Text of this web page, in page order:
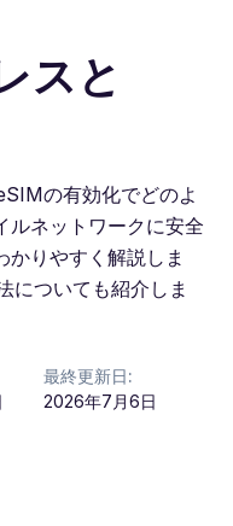
スと
の有効化でどのよ
ルネットワークに安全
かりやすく解説しま
についても紹介しま
最終更新日:
2026年7月6日